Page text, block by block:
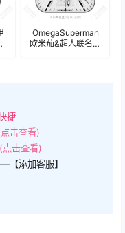
OmegaSuperman
欧米茄&超人联名款
捷
击查看)
(点击查看)
【添加客服】